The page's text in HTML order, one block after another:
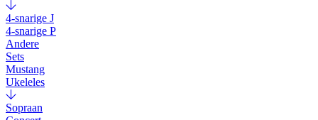
4-snarige J
4-snarige P
Andere
Sets
Mustang
Ukeleles
Sopraan